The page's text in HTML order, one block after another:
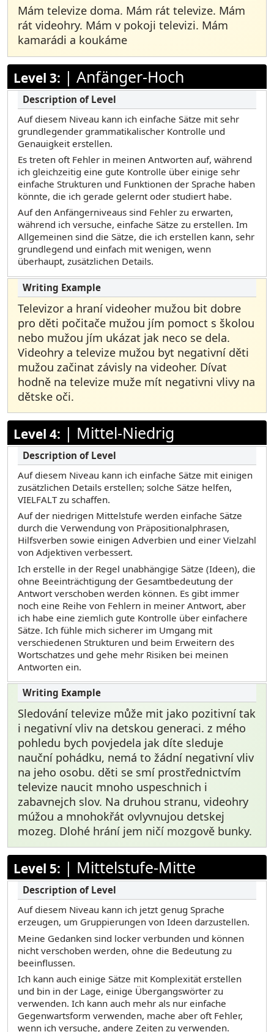
Mám televize doma. Mám rát televize. Mám
rát videohry. Mám v pokoji televizi. Mám
kamarádi a koukáme
Level 3: | Anfänger-Hoch
Auf diesem Niveau kann ich einfache Sätze mit sehr
grundlegender grammatikalischer Kontrolle und
Genauigkeit erstellen.
Es treten oft Fehler in meinen Antworten auf, während
ich gleichzeitig eine gute Kontrolle über einige sehr
einfache Strukturen und Funktionen der Sprache haben
könnte, die ich gerade gelernt oder studiert habe.
Auf den Anfängerniveaus sind Fehler zu erwarten,
während ich versuche, einfache Sätze zu erstellen. Im
Allgemeinen sind die Sätze, die ich erstellen kann, sehr
grundlegend und einfach mit wenigen, wenn
überhaupt, zusätzlichen Details.
Televizor a hraní videoher mužou bit dobre
pro děti počitače mužou jím pomoct s školou
nebo mužou jím ukázat jak neco se dela.
Videohry a televize mužou byt negativní děti
mužou začinat závisly na videoher. Dívat
hodně na televize muže mít negativni vlivy na
dětske oči.
Level 4: | Mittel-Niedrig
Auf diesem Niveau kann ich einfache Sätze mit einigen
zusätzlichen Details erstellen; solche Sätze helfen,
VIELFALT zu schaffen.
Auf der niedrigen Mittelstufe werden einfache Sätze
durch die Verwendung von Präpositionalphrasen,
Hilfsverben sowie einigen Adverbien und einer Vielzahl
von Adjektiven verbessert.
Ich erstelle in der Regel unabhängige Sätze (Ideen), die
ohne Beeinträchtigung der Gesamtbedeutung der
Antwort verschoben werden können. Es gibt immer
noch eine Reihe von Fehlern in meiner Antwort, aber
ich habe eine ziemlich gute Kontrolle über einfachere
Sätze. Ich fühle mich sicherer im Umgang mit
verschiedenen Strukturen und beim Erweitern des
Wortschatzes und gehe mehr Risiken bei meinen
Antworten ein.
Sledování televize může mit jako pozitivní tak
i negativní vliv na detskou generaci. z mého
pohledu bych povjedela jak díte sleduje
nauční pohádku, nemá to žádní negativní vliv
na jeho osobu. děti se smí prostřednictvím
televize naucit mnoho uspeschnich i
zabavnejch slov. Na druhou stranu, videohry
múžou a mnohokřát ovlyvnujou detskej
mozeg. Dlohé hrání jem ničí mozgově bunky.
Level 5: | Mittelstufe-Mitte
Auf diesem Niveau kann ich jetzt genug Sprache
erzeugen, um Gruppierungen von Ideen darzustellen.
Meine Gedanken sind locker verbunden und können
nicht verschoben werden, ohne die Bedeutung zu
beeinflussen.
Ich kann auch einige Sätze mit Komplexität erstellen
und bin in der Lage, einige Übergangswörter zu
verwenden. Ich kann auch mehr als nur einfache
Gegenwartsform verwenden, mache aber oft Fehler,
wenn ich versuche, andere Zeiten zu verwenden.